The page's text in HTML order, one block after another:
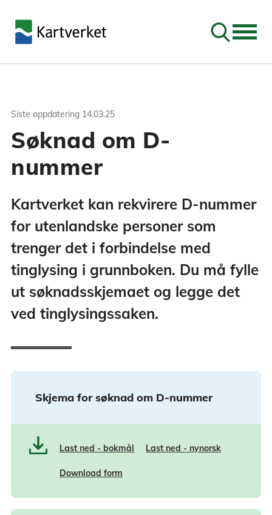
Søk
Siste oppdatering 14.03.25
Søknad om D-
nummer
Kartverket kan rekvirere D-nummer
for utenlandske personer som
trenger det i forbindelse med
tinglysing i grunnboken. Du må fylle
ut søknadsskjemaet og legge det
ved tinglysingssaken.
Skjema for søknad om D-nummer
Last ned - bokmål Last ned - nynorsk
Download form